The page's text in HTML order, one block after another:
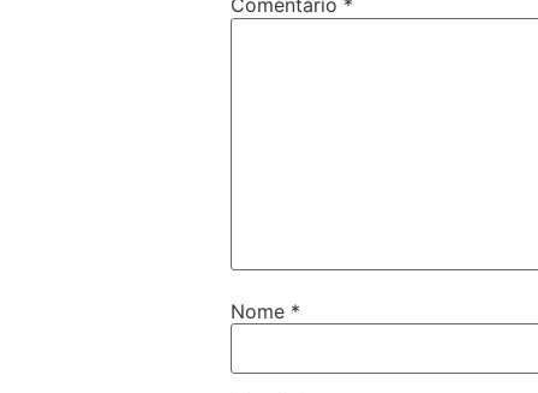
Comentário *
Nome *